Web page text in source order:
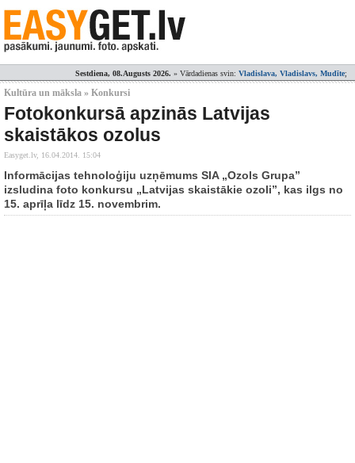
Sestdiena, 08.Augusts 2026. » Vārdadienas svin: Vladislava, Vladislavs, Mudīte;
Kultūra un māksla » Konkursi
Fotokonkursā apzinās Latvijas
skaistākos ozolus
Easyget.lv, 16.04.2014. 15:04
Informācijas tehnoloģiju uzņēmums SIA „Ozols Grupa”
izsludina foto konkursu „Latvijas skaistākie ozoli”, kas ilgs no
15. aprīļa līdz 15. novembrim.